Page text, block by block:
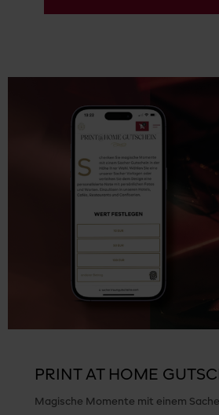
PRINT AT HOME
Magische Momente mit einem